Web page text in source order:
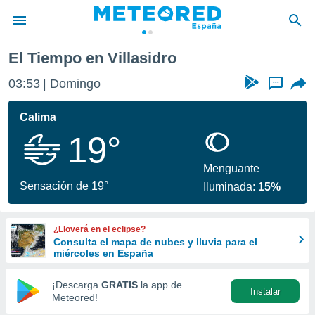
de
por
que se
calidad.
a este
las
y
forma
digital
basada
El Tiempo en Villasidro
03:53 Domingo ...
Calima
19°
Sensación de 19°
Menguante
Iluminada: 15%
¿Lloverá en el eclipse?
Consulta el mapa de nubes y lluvia para el
miércoles en España
¡Descarga GRATIS la app de
Meteored!
Instalar